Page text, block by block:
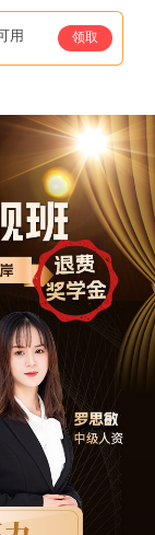
用 领取